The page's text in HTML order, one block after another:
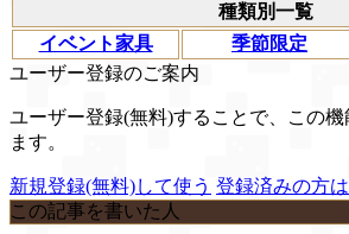
種類別一覧
イベント家具
季節限定
ユーザー登録のご案内
ユーザー登録(無料)することで、この
ます。
新規登録(無料)して使う 登録済みの方
この記事を書いた人